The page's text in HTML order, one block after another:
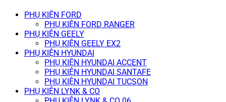
PHỤ KIỆN FORD
PHỤ KIỆN FORD RANGER
PHỤ KIỆN GEELY
PHỤ KIỆN GEELY EX2
PHỤ KIỆN HYUNDAI
PHỤ KIỆN HYUNDAI ACCENT
PHỤ KIỆN HYUNDAI SANTAFE
PHỤ KIỆN HYUNDAI TUCSON
PHỤ KIỆN LYNK & CO